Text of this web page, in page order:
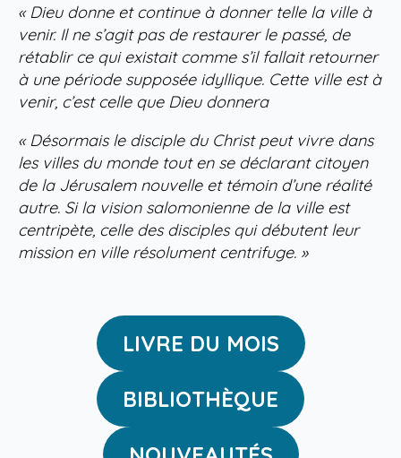
« Dieu donne et continue à donner telle la ville à
venir. Il ne s’agit pas de restaurer le passé, de
rétablir ce qui existait comme s’il fallait retourner
à une période supposée idyllique. Cette ville est à
venir, c’est celle que Dieu donnera
« Désormais le disciple du Christ peut vivre dans
les villes du monde tout en se déclarant citoyen
de la Jérusalem nouvelle et témoin d’une réalité
autre. Si la vision salomonienne de la ville est
centripète, celle des disciples qui débutent leur
mission en ville résolument centrifuge. »
LIVRE DU MOIS
BIBLIOTHÈQUE